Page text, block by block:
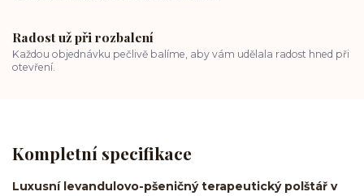
Radost už při rozbalení
Každou objednávku pečlivě balíme, aby vám udělala radost hned při
otevření.
Kompletní specifikace
Luxusní levandulovo-pšeničný terapeutický polštář v